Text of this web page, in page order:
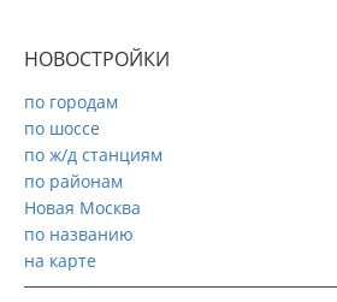
НОВОСТРОЙКИ
по городам
по шоссе
по ж/д станциям
по районам
Новая Москва
по названию
на карте